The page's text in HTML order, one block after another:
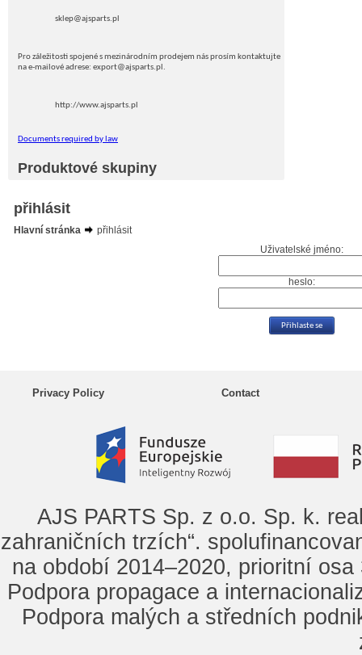
sklep@ajsparts.pl
Pro záležitosti spojené s mezinárodním prodejem nás prosím kontaktujte
na e-mailové adrese: export@ajsparts.pl.
http://www.ajsparts.pl
Documents required by law
Produktové skupiny
přihlásit
Hlavní stránka
přihlásit
Uživatelské jméno:
heslo:
Privacy Policy Contact
AJS PARTS Sp. z o.o. Sp. k.
zahraničních trzích“.
na období 2014–2020, prioritní
Podpora propagace a
Podpora malých a středních